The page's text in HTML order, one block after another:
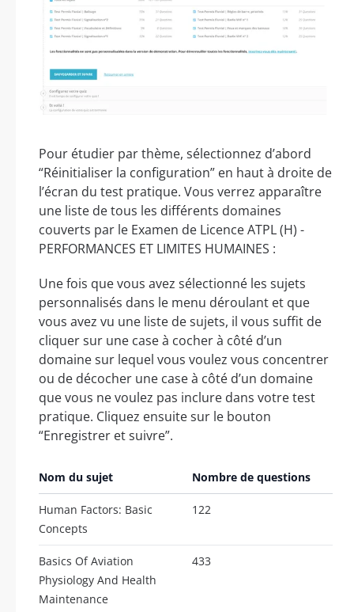
Pour étudier par thème, sélectionnez d’abord
“Réinitialiser la configuration” en haut à droite de
l’écran du test pratique. Vous verrez apparaître
une liste de tous les différents domaines
couverts par le Examen de Licence ATPL (H) -
PERFORMANCES ET LIMITES HUMAINES :
Une fois que vous avez sélectionné les sujets
personnalisés dans le menu déroulant et que
vous avez vu une liste de sujets, il vous suffit de
cliquer sur une case à cocher à côté d’un
domaine sur lequel vous voulez vous concentrer
ou de décocher une case à côté d’un domaine
que vous ne voulez pas inclure dans votre test
pratique. Cliquez ensuite sur le bouton
“Enregistrer et suivre”.
Nom du sujet Nombre de questions
Human Factors: Basic
Concepts
122
Basics Of Aviation
Physiology And Health
Maintenance
433